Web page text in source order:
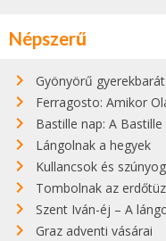
Népszerű
Gyönyörű gyerekbarát
Ferragosto: Amikor
Bastille nap: A Bastille
Lángolnak a hegyek
Kullancsok és
Tombolnak az
Szent Iván-éj – A
Graz adventi vásárai